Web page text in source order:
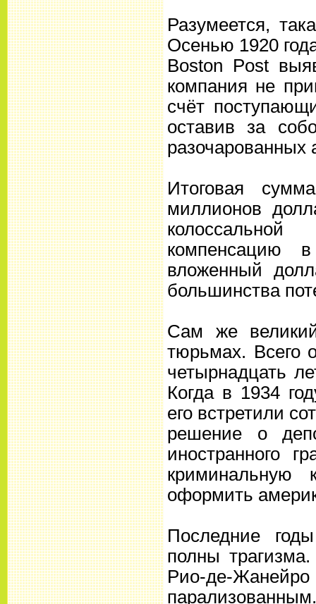
Разумеется,
Осенью 1920
Boston Post
компания не
счёт
оставив за
разочарованных
Итоговая
миллионов
компенсацию
вложенный
большинства
Сам же
тюрьмах. Всего
четырнадцать
Когда в 1934
его встретили
решение о
иностранного
криминальную
оформить
Последние
полны
Рио-де-